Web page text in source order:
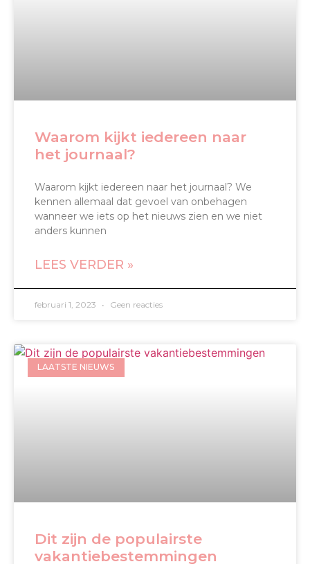
Waarom kijkt iedereen naar
het journaal?
Waarom kijkt iedereen naar het journaal? We
kennen allemaal dat gevoel van onbehagen
wanneer we iets op het nieuws zien en we niet
anders kunnen
LEES VERDER »
februari 1, 2023 Geen reacties
LAATSTE NIEUWS
Dit zijn de populairste
vakantiebestemmingen